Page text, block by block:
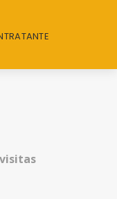
visitas